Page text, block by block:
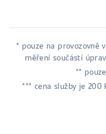
* pouze na provozovně
měření součástí
**
*** cena služby je 200